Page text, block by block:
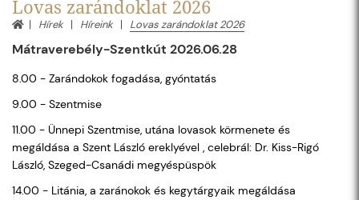
Lovas zarándoklat 2026
Hírek Híreink Lovas zarándoklat 2026
Mátraverebély-Szentkút 2026.06.28
8.00 - Zarándokok fogadása, gyóntatás
9.00 - Szentmise
11.00 - Ünnepi Szentmise, utána lovasok körmenete és
megáldása a Szent László ereklyével , celebrál: Dr. Kiss-Rigó
László, Szeged-Csanádi megyéspüspök
14.00 - Litánia, a zaránokok és kegytárgyaik megáldása